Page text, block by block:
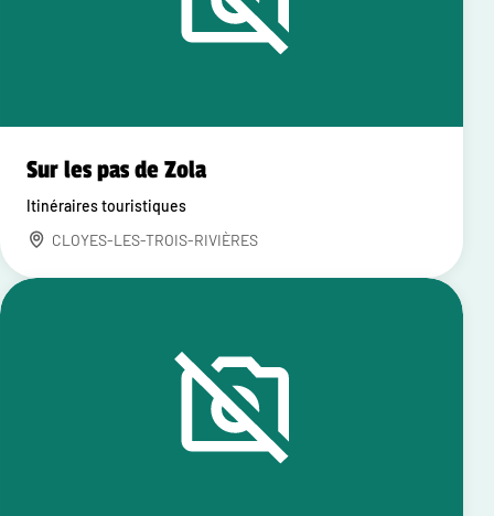
Sur les pas de Zola
Itinéraires touristiques
CLOYES-LES-TROIS-RIVIÈRES